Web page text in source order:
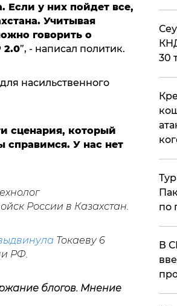
Если у них пойдет все,
Учитывая
говорить о
2.0”, - написал политик.
насильственного
сценария, который
справимся. У нас нет
России в Казахстан.
Токаеву 6
РФ.
блогов. Мнение
30
по
В